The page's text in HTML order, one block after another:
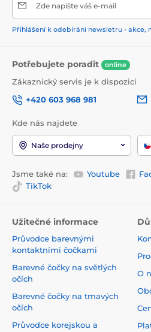
Zde napište váš e-mail
Přihlášení k odebírání newsletru - akce,
Potřebujete poradit online
Zákaznický servis je k dispozici
+420 603 968 981
Kde nás najdete
Naše prodejny
Jsme také na: Youtube
TikTok
Užitečné informace
Průvodce barevnými
kontaktními čočkami
Barevné čočky na světlých
očích
Barevné čočky na tmavých
očích
Průvodce korejskou a
O